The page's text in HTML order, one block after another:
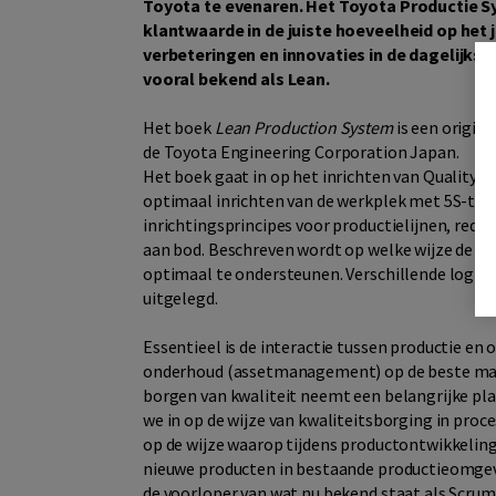
Toyota te evenaren. Het Toyota Productie
klantwaarde in de juiste hoeveelheid op
verbeteringen en innovaties in de
vooral bekend als Lean.
Het boek Lean Production Systemis een
de Toyota Engineering Corporation Japan.
Het boek gaat in op het inrichten van Quality
optimaal inrichten van de werkplek met 5S-
inrichtingsprincipes voor productielijnen,
aan bod. Beschreven wordt op welke wijze de
optimaal te ondersteunen. Verschillende
uitgelegd.
Essentieel is de interactie tussen productie en
onderhoud (assetmanagement) op de beste
borgen van kwaliteit neemt een belangrijke
we in op de wijze van kwaliteitsborging in
op de wijze waarop tijdens
nieuwe producten in bestaande